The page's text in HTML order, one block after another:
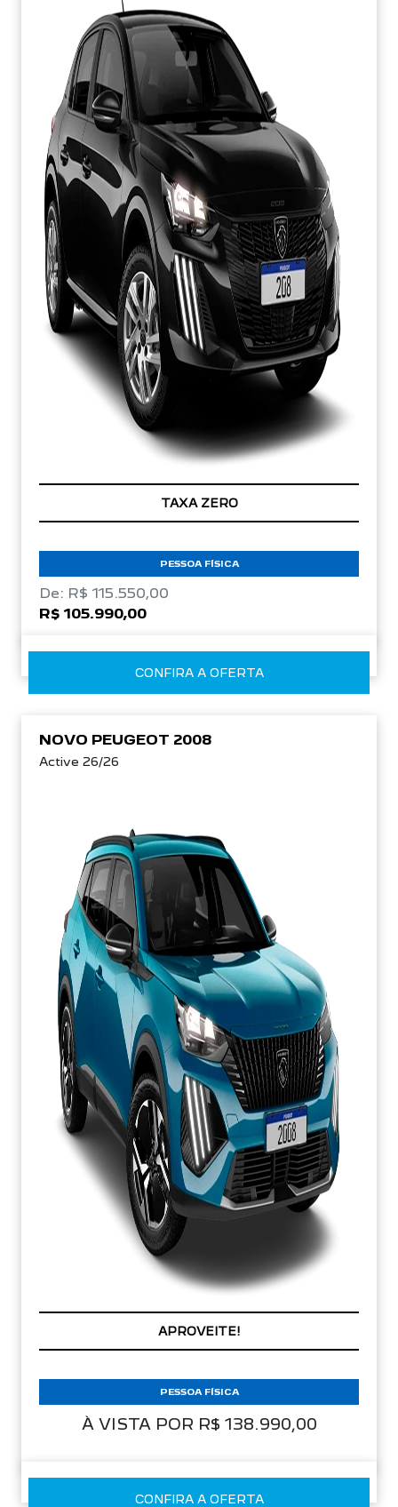
TAXA ZERO
PESSOA FÍSICA
De: R$ 115.550,00
R$ 105.990,00
CONFIRA A OFERTA
NOVO PEUGEOT 2008
Active 26/26
APROVEITE!
À VISTA POR R$ 138.990,00
PESSOA FÍSICA
CONFIRA A OFERTA